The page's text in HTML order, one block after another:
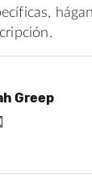
Greep
h
e